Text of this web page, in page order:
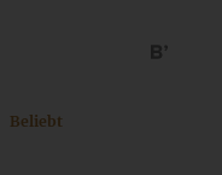
Beliebt